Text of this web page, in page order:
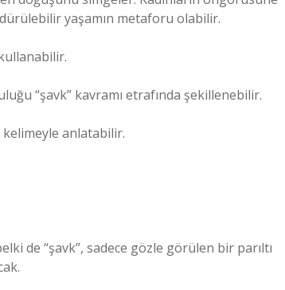
yaşamın metaforu olabilir.
“şavk” kavramı etrafında şekillenebilir.
anlatabilir.
de “şavk”, sadece gözle görülen bir parıltı